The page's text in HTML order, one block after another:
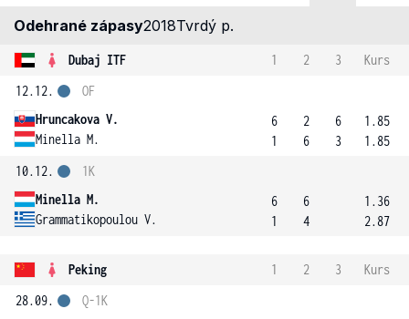
Odehrané zápasy2018Tvrdý p.
Dubaj ITF 1 2 3
Kurs
12.12.
Hruncakova V.
Minella M.
OF
6
1
2
6
6
3
1.85
1.85
10.12.
Minella M.
Grammatikopoulou V.
1K
6
1
6
4
1.36
2.87
Peking 1 2 3
Kurs
28.09.
Q-1K